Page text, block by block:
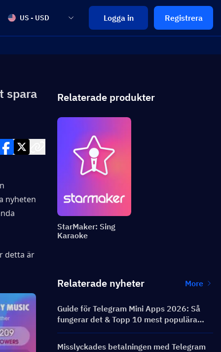
US - USD Logga in Registrera
spara
nyheten
detta är
Relaterade produkter
StarMaker: Sing
Karaoke
Relaterade nyheter More
Guide för Telegram Mini Apps 2026: Så
fungerar det & Topp 10 mest populära
Telegram Mini Apps
Misslyckades betalningen med Telegram